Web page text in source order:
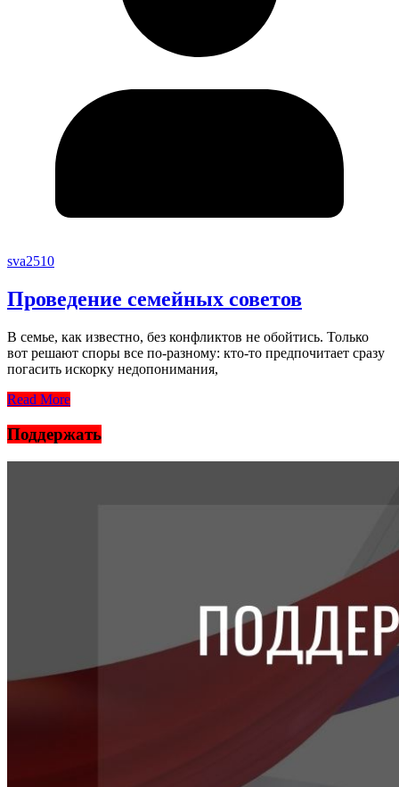
sva2510
Проведение семейных советов
В семье, как известно, без конфликтов не обойтись. Только
вот решают споры все по-разному: кто-то предпочитает сразу
погасить искорку недопонимания,
Read More
Поддержать